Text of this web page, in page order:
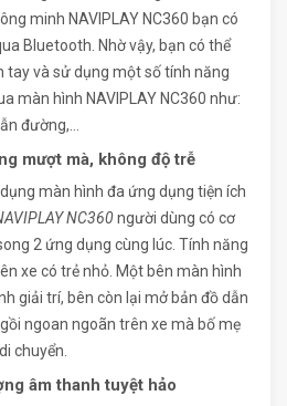
minh NAVIPLAY NC360 bạn có
Bluetooth. Nhờ vậy, bạn có thể
tay và sử dụng một số tính năng
màn hình NAVIPLAY NC360 như:
đường,…
mượt mà, không độ trễ
màn hình đa ứng dụng tiện ích
NC360người dùng có cơ
2 ứng dụng cùng lúc. Tính năng
xe có trẻ nhỏ. Một bên màn hình
giải trí, bên còn lại mở bản đồ dẫn
ngoan ngoãn trên xe mà bố mẹ
chuyển.
âm thanh tuyệt hảo